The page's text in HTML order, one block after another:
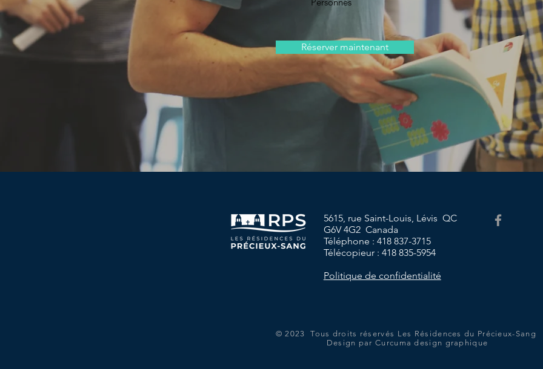
Réserver maintenant
5615, rue Saint-Louis, Lévis QC
G6V 4G2 Canada
Téléphone : 418 837-3715
Télécopieur : 418 835-5954
Politique de confidentialité
© 2023 Tous droits réservés Les Résidences du Précieux-Sang
Design par Curcuma design graphique